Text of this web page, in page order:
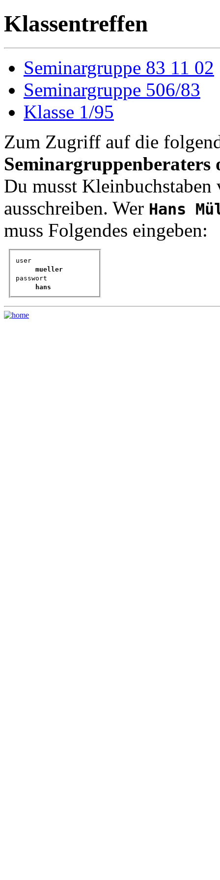
Klassentreffen
Seminargruppe 83 11 02
Seminargruppe 506/83
Klasse 1/95
Zum Zugriff auf die
Seminargruppenberaters
Du musst
ausschreiben. Wer Hans
muss Folgendes eingeben:
user
mueller
passwort
hans